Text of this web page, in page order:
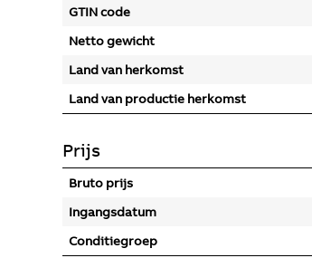
GTIN code
Netto gewicht
Land van herkomst
Land van productie herkomst
Prijs
Bruto prijs
Ingangsdatum
Conditiegroep